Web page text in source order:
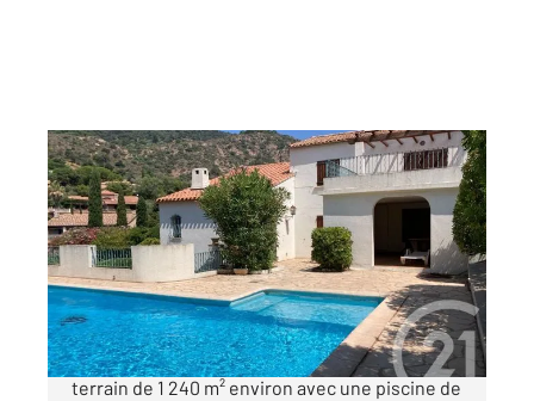
LE LAVANDOU 83
162,01 m2, 5 pièces
Ref : 1191
Maison à vendre
1 150 000 €
À seulement 100 mètres de la plage, sur un
terrain de 1 240 m² environ avec une piscine de